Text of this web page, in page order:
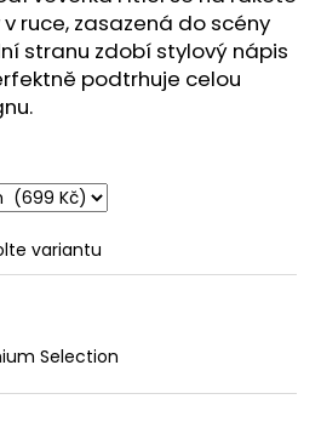
ruce, zasazená do scény
stranu zdobí stylový nápis
podtrhuje celou
variantu
Selection